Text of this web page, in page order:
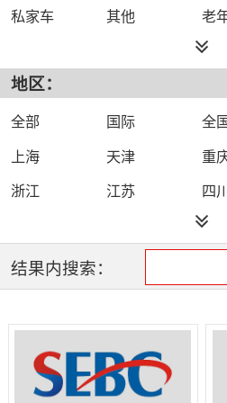
私家车 其他 老
旅游
外语
农村
戏曲 娱
健康
生活
地区：
全部 国际 全
上海
天津 重
浙江
江苏 四
河北
黑龙江
江西
辽宁 山
陕西
云南 新
宁夏
内蒙古
甘肃
结果内搜索：